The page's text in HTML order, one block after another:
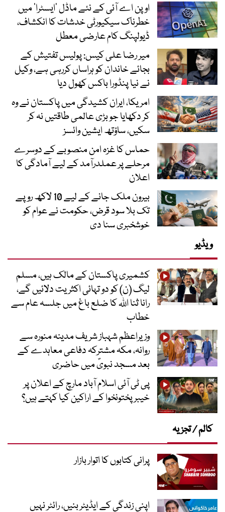
اوپن اے آئی کے نئے ماڈل ’ایسٹرا‘ میں
خطرناک سیکیورٹی خدشات کا انکشاف،
ڈیولپنگ کام عارضی معطل
میر رضا علی کیس: پولیس تفتیش کے
بجائے خاندان کو ہراساں کررہی ہے، وکیل
نے نیا پنڈورا باکس کھول دیا
امریکا، ایران کشیدگی میں پاکستان نے وہ
کر دکھایا جو بڑی عالمی طاقتیں نہ کر
سکیں، ساؤتھ ایشین وائسز
حماس کا غزہ امن منصوبے کے دوسرے
مرحلے پر عملدرآمد کے لیے آمادگی کا
اعلان
بیرون ملک جانے کے لیے 10 لاکھ روپے
تک بلا سود قرض، حکومت نے عوام کو
خوشخبری سنا دی
ویڈیو
کشمیری پاکستان کے مالک ہیں، مسلم
لیگ (ن) کو دو تہائی اکثریت دلائیں گے،
رانا ثنا اللہ کا ضلع باغ میں جلسہ عام سے
خطاب
وزیراعظم شہباز شریف مدینہ منورہ سے
روانہ، مکہ مشترکہ دفاعی معاہدے کے
بعد مسجد نبویؐ میں حاضری
پی ٹی آئی اسلام آباد مارچ کے اعلان پر
خیبر پختونخوا کے اراکین کیا کہتے ہیں؟
کالم / تجزیہ
پرانی کتابوں کا اتوار بازار
اپنی زندگی کے ایڈیٹر بنیں، رائٹر نہیں